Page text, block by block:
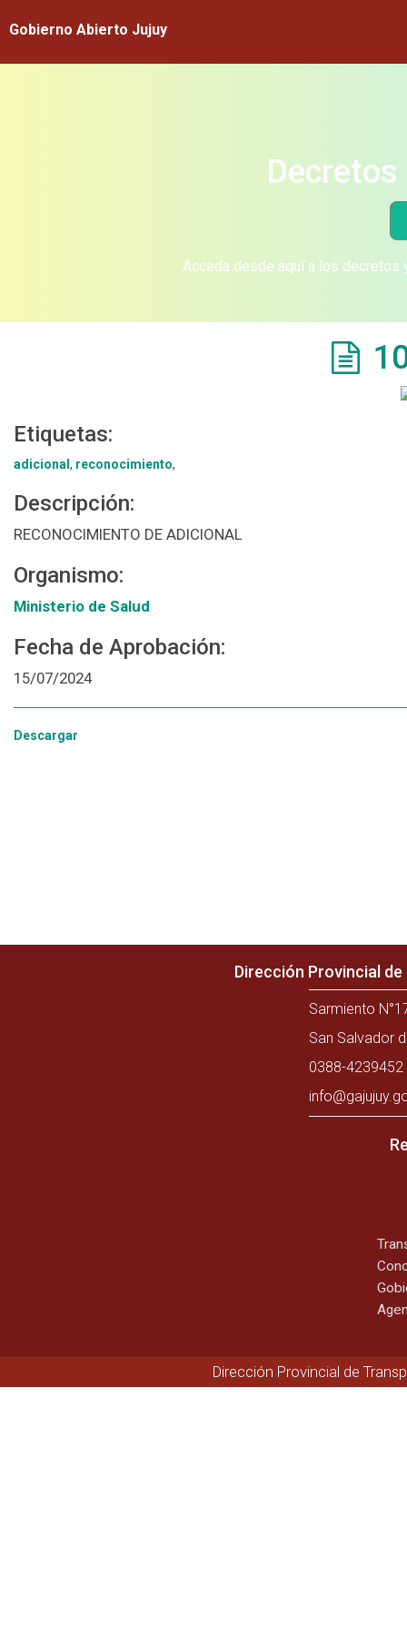
Gobierno Abierto Jujuy
Acceda desde aquí a los
Etiquetas:
adicional , reconocimiento,
Descripción:
RECONOCIMIENTO DE ADICIONAL
Organismo:
Ministerio de Salud
Fecha de Aprobación:
15/07/2024
Descargar
Dirección Provincial
Sarmiento
San Salvador
0388-
Dirección Provincial de